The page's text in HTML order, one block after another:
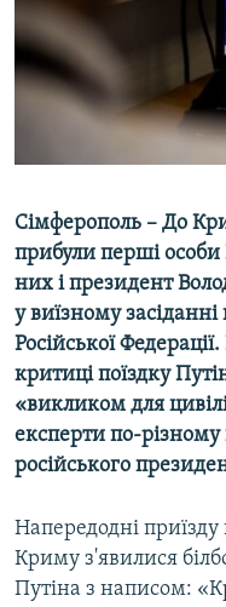
ВІДЕОУРОКИ «ELIFBE»
СВІДЧЕННЯ ОКУПАЦІЇ
УКРАЇНСЬКА ПРОБЛЕМА
Русский
Qırımtatar
Усі сайти RFE/RL
Сімферополь – До
прибули перші особи
них і президент
у виїзному
Російської
критиці поїздку
«викликом для
експерти по-різному
російського
Напередодні приїзду
Криму з'явилися
Путіна з написом: